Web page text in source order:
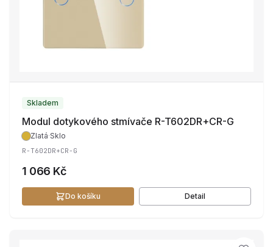
Skladem
Modul dotykového stmívače R-T602DR+CR-G
Zlatá·Sklo
R-T602DR+CR-G
1 066 Kč
Do košíku Detail